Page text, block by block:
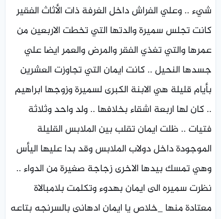
شيء .. وعلي الفراش داخل الغرفة ذات الأثاث الفقير
كانت تجلس سميرة والدتها التي تخطت الاربعين من
عمرها والتي تغذي الفقر والمرض والعمر ايضا علي
جسدها النحيل .. كانت ايمان التي تجاوزت العشرين
بأيام قليلة هي الابنة الكبرى لسميرة وزوجها ابراهيم
.. كان لها اربعة اشقاء بخلافها .. ولد واحد وثلاثة
فتيات .. ظلت ايمان تقلب بين الملابس القليلة
الموجودة داخل دولاب الملابس وقد بدا عليها اليأس
وهي تمسك بيدها الاخرى زجاجة صغيرة من الدواء ..
نظرت سميره الى ايمان بهدوء وتكلمت بلامبالاة
معتادة منها _خلاص يا ايمان ادهانى بالسرنجه بتاعه